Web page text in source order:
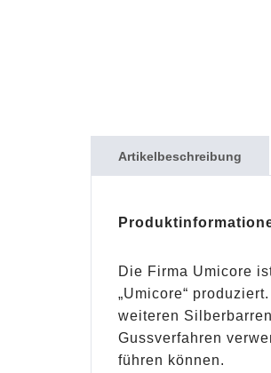
Artikelbeschreibung
Die Firma Umicore
„Umicore“
weiteren
Gussverfahren
führen können.